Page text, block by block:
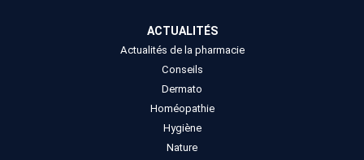
ACTUALITÉS
Actualités de la pharmacie
Conseils
Dermato
Homéopathie
Hygiène
Nature